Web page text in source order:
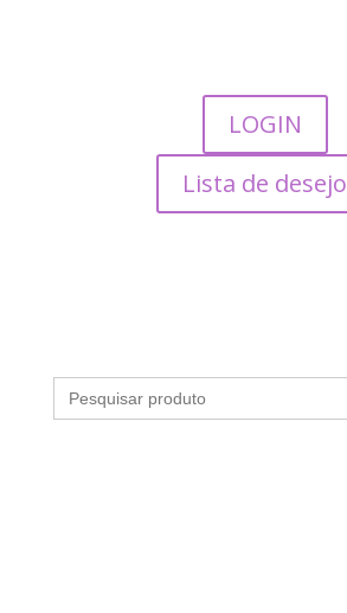
LOGIN
Lista de desejo
Search
for: